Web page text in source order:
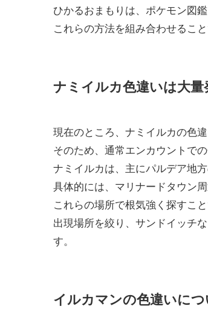
ひかるおまもりは、ポケモン図
これらの方法を組み合わせるこ
ナミイルカ色違いは大
現在のところ、ナミイルカの色
そのため、通常エンカウントで
ナミイルカは、主にパルデア地
具体的には、マリナードタウン
これらの場所で根気強く探すこ
出現場所を絞り、サンドイッチ
す。
イルカマンの色違いに